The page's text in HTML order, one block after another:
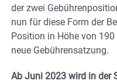
der zwei
nun für diese Form der
Position in Höhe von
neue Gebührensatzung.
Ab Juni 2023 wird in der